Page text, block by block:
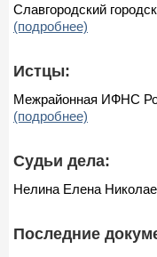
Славгородский
(подробнее)
Истцы:
Межрайонная ИФНС
(подробнее)
Судьи дела:
Нелина Елена
Последние